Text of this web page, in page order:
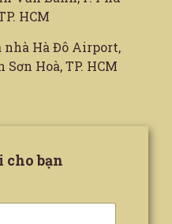
HCM
nhà Hà Đô Airport,
Sơn Hoà, TP. HCM
cho bạn